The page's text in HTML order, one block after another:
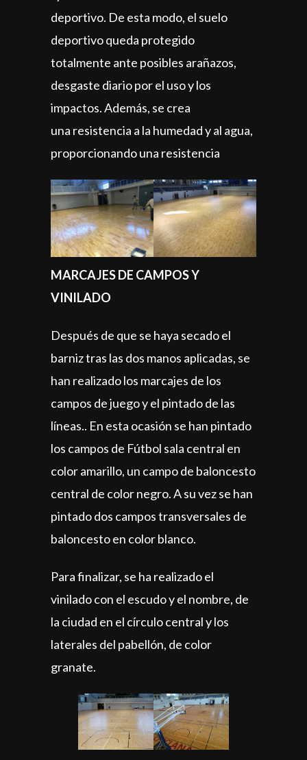
deportivo. De esta modo, el suelo
deportivo queda protegido
totalmente ante posibles arañazos,
desgaste diario por el uso y los
impactos. Además, se crea
una resistencia a la humedad y al agua,
proporcionando una resistencia
MARCAJES DE CAMPOS Y
VINILADO
Después de que se haya secado el
barniz tras las dos manos aplicadas, se
han realizado los marcajes de los
campos de juego y el pintado de las
líneas.. En esta ocasión se han pintado
los campos de Fútbol sala central en
color amarillo, un campo de baloncesto
central de color negro. A su vez se han
pintado dos campos transversales de
baloncesto en color blanco.
Para finalizar, se ha realizado el
vinilado con el escudo y el nombre, de
la ciudad en el círculo central y los
laterales del pabellón, de color
granate.